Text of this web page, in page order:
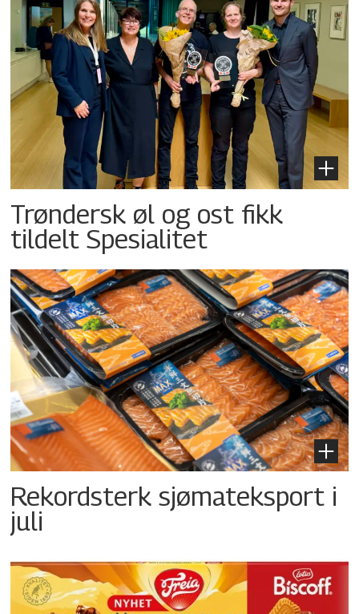
Trøndersk øl og ost fikk
tildelt Spesialitet
Rekordsterk sjømateksport i
juli